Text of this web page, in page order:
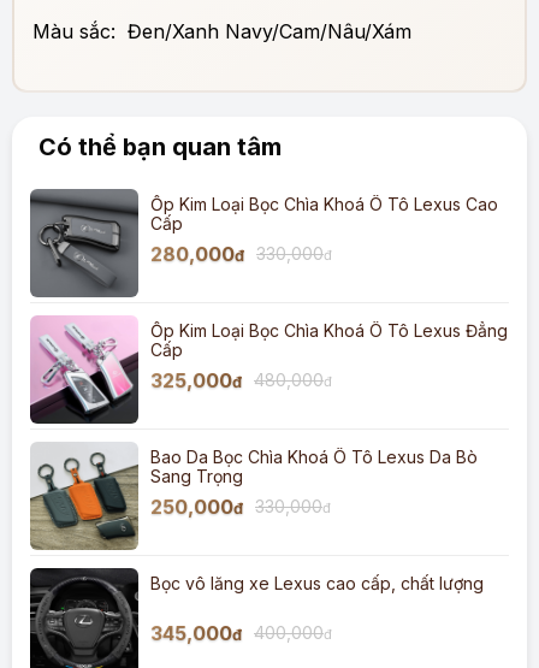
Màu sắc: Đen/Xanh Navy/Cam/Nâu/Xám
Có thể bạn quan tâm
Ốp Kim Loại Bọc Chìa Khoá Ô Tô Lexus Cao
Cấp
280,000đ 330,000đ
Ốp Kim Loại Bọc Chìa Khoá Ô Tô Lexus Đẳng
Cấp
325,000đ 480,000đ
Bao Da Bọc Chìa Khoá Ô Tô Lexus Da Bò
Sang Trọng
250,000đ 330,000đ
Bọc vô lăng xe Lexus cao cấp, chất lượng
345,000đ 400,000đ